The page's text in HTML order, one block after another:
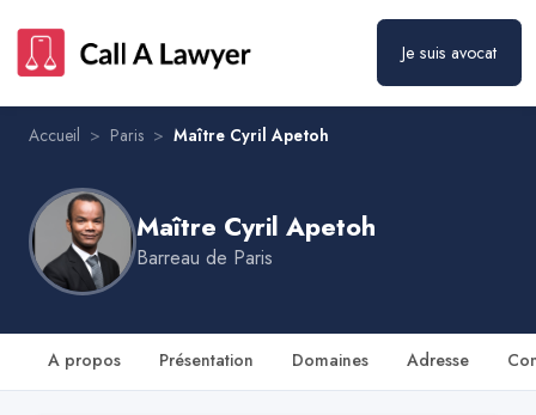
Je suis avocat
Accueil > Paris > Maître Cyril Apetoh
Maître Cyril Apetoh
Barreau de Paris
A propos Présentation Domaines Adresse